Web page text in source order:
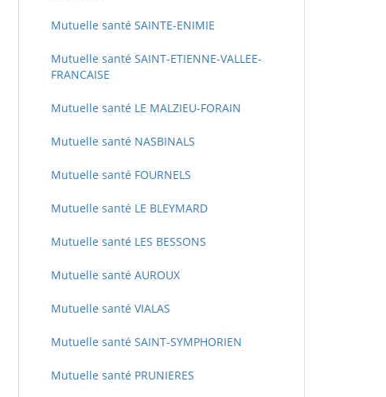
Mutuelle santé SAINTE-ENIMIE
Mutuelle santé SAINT-ETIENNE-VALLEE-
FRANCAISE
Mutuelle santé LE MALZIEU-FORAIN
Mutuelle santé NASBINALS
Mutuelle santé FOURNELS
Mutuelle santé LE BLEYMARD
Mutuelle santé LES BESSONS
Mutuelle santé AUROUX
Mutuelle santé VIALAS
Mutuelle santé SAINT-SYMPHORIEN
Mutuelle santé PRUNIERES